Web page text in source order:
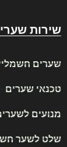
שירות
שערים
טכנאי שערים
מנועים
שלט לשער